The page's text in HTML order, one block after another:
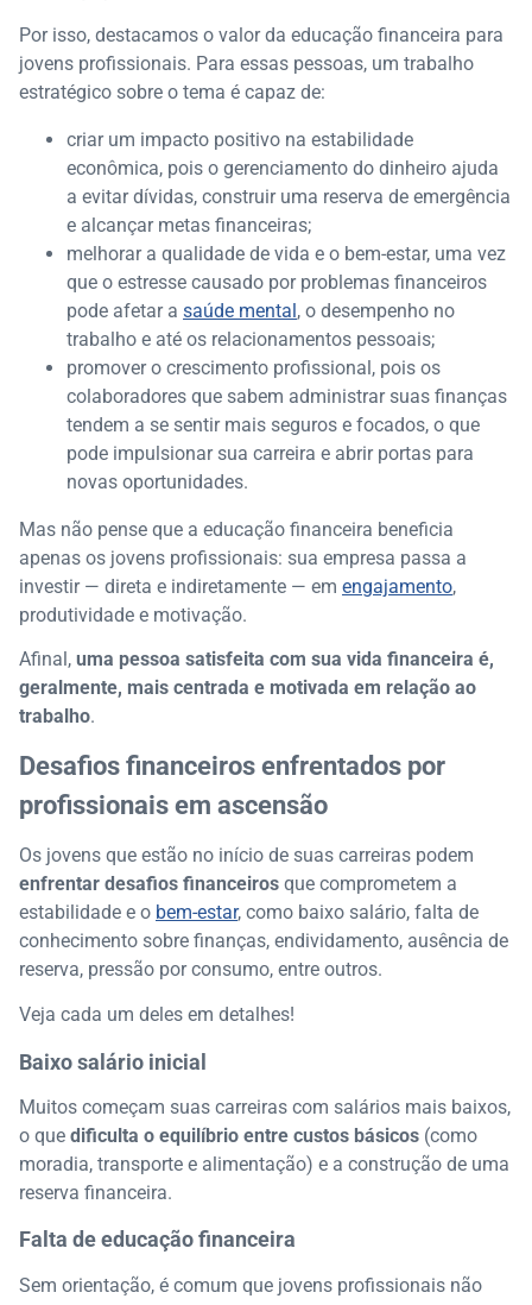
Por isso, destacamos o valor da educação financeira para
jovens profissionais. Para essas pessoas, um trabalho
estratégico sobre o tema é capaz de:
criar um impacto positivo na estabilidade
econômica, pois o gerenciamento do dinheiro ajuda
a evitar dívidas, construir uma reserva de emergência
e alcançar metas financeiras;
melhorar a qualidade de vida e o bem-estar, uma vez
que o estresse causado por problemas financeiros
pode afetar a saúde mental, o desempenho no
trabalho e até os relacionamentos pessoais;
promover o crescimento profissional, pois os
colaboradores que sabem administrar suas finanças
tendem a se sentir mais seguros e focados, o que
pode impulsionar sua carreira e abrir portas para
novas oportunidades.
Mas não pense que a educação financeira beneficia
apenas os jovens profissionais: sua empresa passa a
investir — direta e indiretamente — em engajamento,
produtividade e motivação.
Afinal, uma pessoa satisfeita com sua vida financeira é,
geralmente, mais centrada e motivada em relação ao
trabalho.
Desafios financeiros enfrentados por
profissionais em ascensão
Os jovens que estão no início de suas carreiras podem
enfrentar desafios financeiros que comprometem a
estabilidade e o bem-estar, como baixo salário, falta de
conhecimento sobre finanças, endividamento, ausência de
reserva, pressão por consumo, entre outros.
Veja cada um deles em detalhes!
Baixo salário inicial
Muitos começam suas carreiras com salários mais baixos,
o que dificulta o equilíbrio entre custos básicos (como
moradia, transporte e alimentação) e a construção de uma
reserva financeira.
Falta de educação financeira
Sem orientação, é comum que jovens profissionais não